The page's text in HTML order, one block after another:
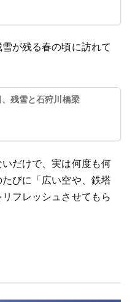
が残る春の頃に訪れて
残雪と石狩川橋梁
だけで、実は何度も何
びに「広い空や、鉄塔
フレッシュさせてもら